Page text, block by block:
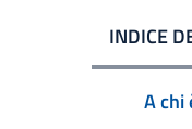
INDICE
A chi